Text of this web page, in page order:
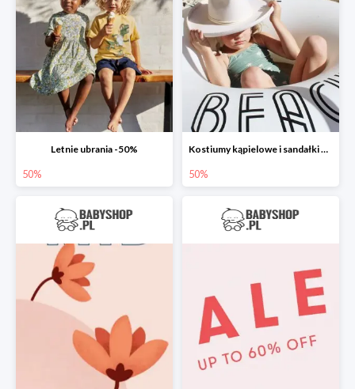
Letnie ubrania -50%
50%
Kostiumy kąpielowe i sandałki do -50%
50%